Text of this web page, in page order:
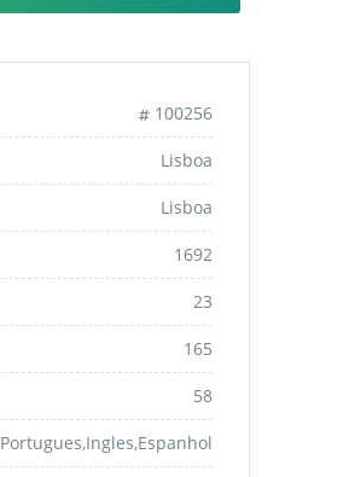
100256
Lisboa
Lisboa
1692
23
165
58
Portugues,ingles,espanhol